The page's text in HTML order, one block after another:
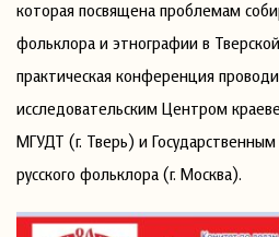
которая посвящена проблемам
фольклора и этнографии в
практическая конференция
исследовательским Центром
МГУДТ (г. Тверь) и
русского фольклора (г. Москва).